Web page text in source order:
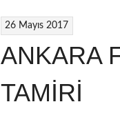
26 Mayıs 2017
ANKARA
TAMİRİ